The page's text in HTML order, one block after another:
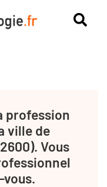
profession
ville de
Vous